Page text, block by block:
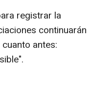
registrar la
continuarán
antes: